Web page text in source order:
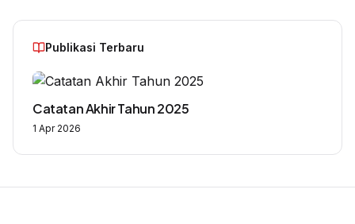
Publikasi Terbaru
Catatan Akhir Tahun 2025
1 Apr 2026